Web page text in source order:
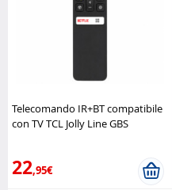
Telecomando IR+BT compatibile
con TV TCL Jolly Line GBS
22,95€